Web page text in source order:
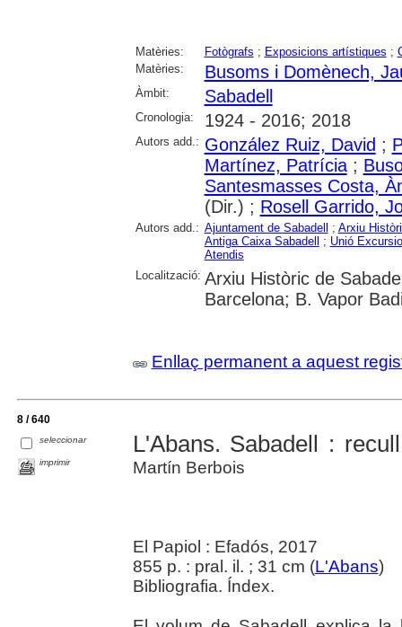
Matèries: Fotògrafs ; Exposicions artístiques ;
Matèries:
Busoms i Domènech,
Àmbit: Sabadell
Cronologia: 1924 - 2016; 2018
Autors add.: González Ruiz, David ;
Martínez, Patrícia;
Santesmasses Costa,
(Dir.) ; Rosell Garrido,
Autors add.: Ajuntament de Sabadell ; Arxiu
Antiga Caixa Sabadell ; Unió
Atendis
Localització: Arxiu Històric de
Barcelona; B. Vapor
Enllaç permanent a aquest
8 / 640
seleccionar
imprimir
L'Abans. Sabadell :
Martín Berbois
El Papiol : Efadós, 2017
855 p. : pral. il. ; 31 cm (L'Abans)
Bibliografia. Índex.